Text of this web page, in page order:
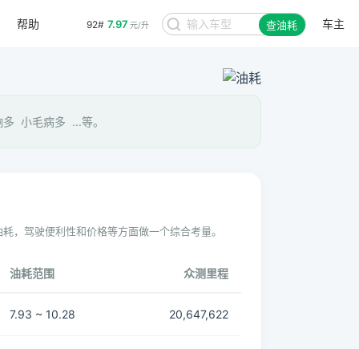
92# 7.97 元/升 查油耗 车主
帮助
小毛病多 ...等。
，驾驶便利性和价格等方面做一个综合考量。
油耗范围 众测里程
7.93 ~ 10.28 20,647,622